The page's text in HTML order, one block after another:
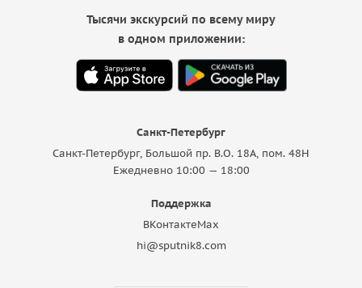
Санкт-Петербург
Санкт-Петербург, Большой пр. В.О. 18A, пом. 48Н
Ежедневно 10:00 — 18:00
Поддержка
ВКонтактеMax
hi@sputnik8.com
Тысячи экскурсий по всему миру
в одном приложении: